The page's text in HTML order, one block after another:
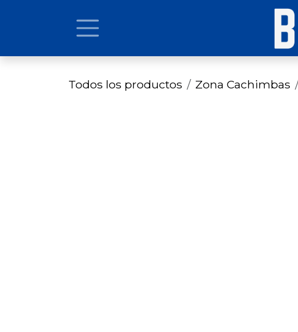
Todos los productos Zona Cachimbas